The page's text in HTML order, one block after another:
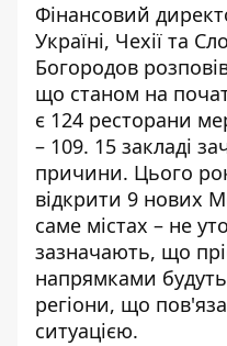
Фінансовий
Україні, Чехії та
Богородов
що станом на
є 124 ресторани
– 109. 15 закладі
причини. Цього
відкрити 9 нових
саме містах – не
зазначають, що
напрямками будуть
регіони, що
ситуацією.